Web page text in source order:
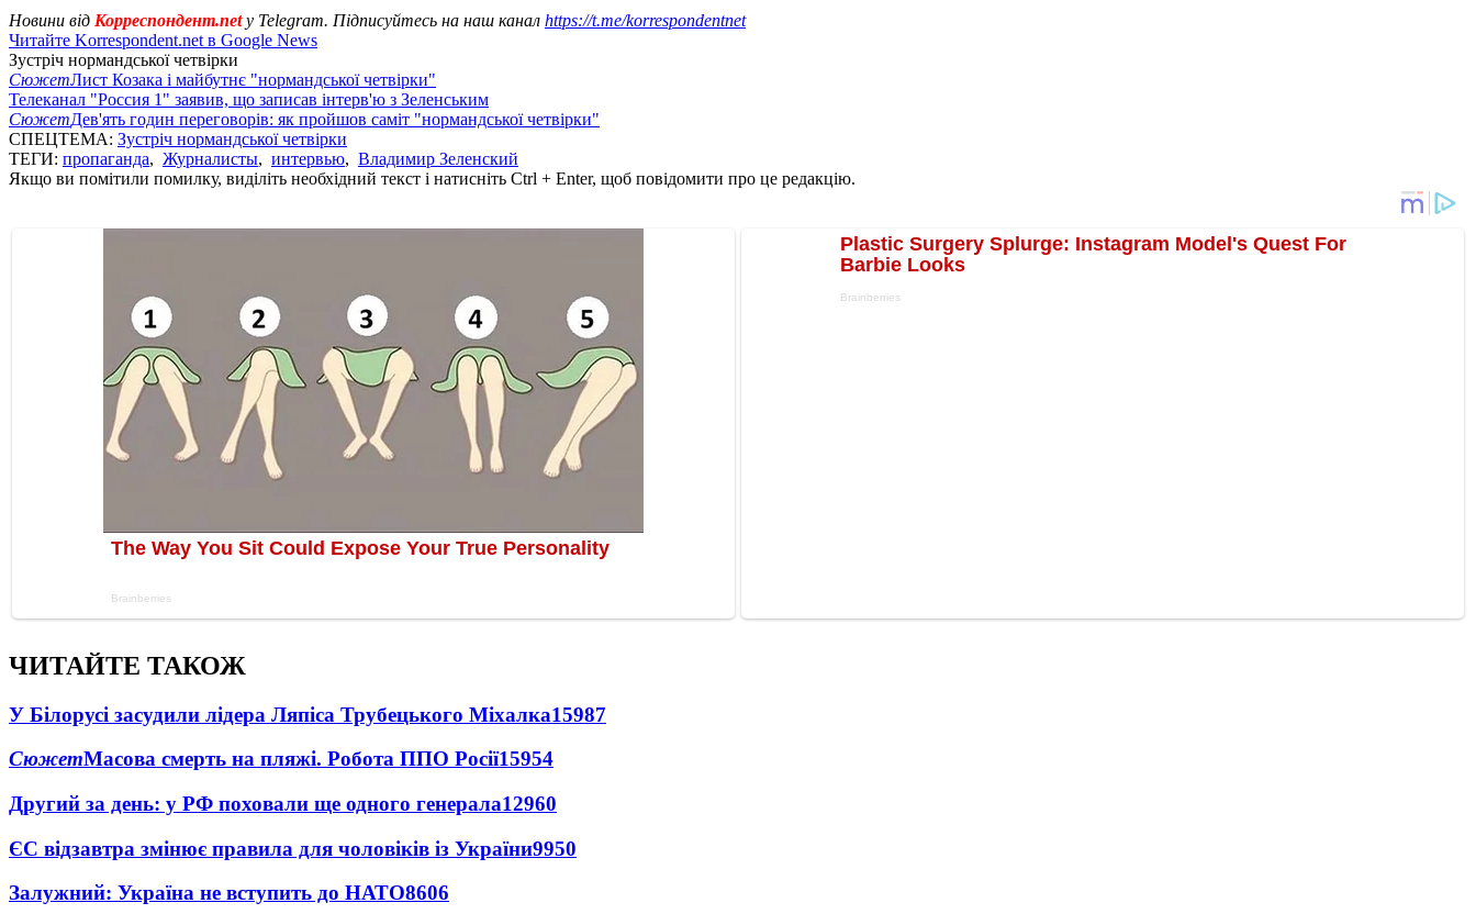
Новини від Корреспондент.netу Telegram. Підписуйтесь на наш канал https://t.me/korrespondentnet
Читайте Korrespondent.net в Google News
Зустріч нормандської четвірки
СюжетЛист Козака і майбутнє "нормандської четвірки"
Телеканал "Россия 1" заявив, що записав інтерв'ю з Зеленським
СюжетДев'ять годин переговорів: як пройшов саміт "нормандської четвірки"
СПЕЦТЕМА: Зустріч нормандської четвірки
ТЕГИ: пропаганда, Журналисты, интервью, Владимир Зеленский
Якщо ви помітили помилку, виділіть необхідний текст і натисніть Ctrl + Enter, щоб повідомити про це редакцію.
ЧИТАЙТЕ ТАКОЖ
У Білорусі засудили лідера Ляпіса Трубецького Міхалка15987
СюжетМасова смерть на пляжі. Робота ППО Росії15954
Другий за день: у РФ поховали ще одного генерала12960
ЄС відзавтра змінює правила для чоловіків із України9950
Залужний: Україна не вступить до НАТО8606